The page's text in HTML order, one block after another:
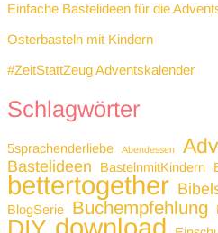
Einfache Bastelideen für die
Osterbasteln mit Kindern
#ZeitStattZeug Adventskalender
Schlagwörter
5sprachenderliebe Abendessen
Bastelideen BastelnmitKindern
bettertogether
BlogSerie
Buchempfehlung